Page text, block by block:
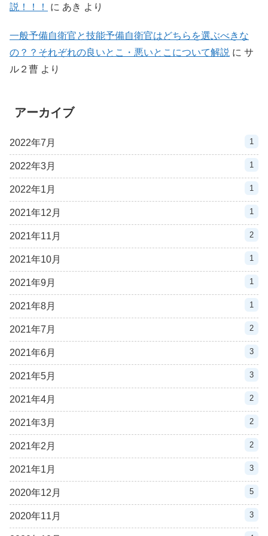
説！！！ に あき より
一般予備自衛官と技能予備自衛官はどちらを選ぶべきな
の？？それぞれの良いとこ・悪いとこについて解説 に サ
ル２曹 より
アーカイブ
2022年7月 1
2022年3月 1
2022年1月 1
2021年12月 1
2021年11月 2
2021年10月 1
2021年9月 1
2021年8月 1
2021年7月 2
2021年6月 3
2021年5月 3
2021年4月 2
2021年3月 2
2021年2月 2
2021年1月 3
2020年12月 5
2020年11月 3